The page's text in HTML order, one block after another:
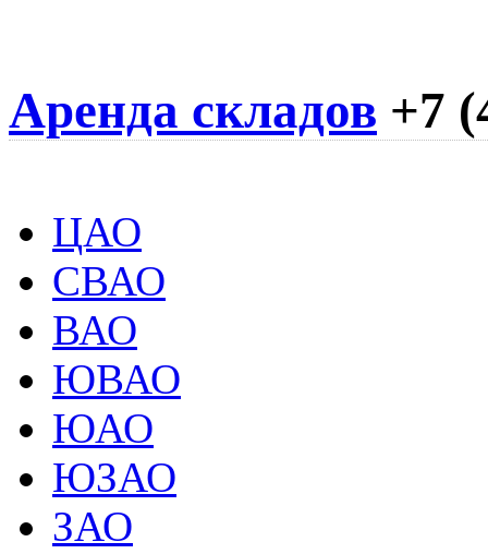
Аренда складов +7
ЦАО
СВАО
ВАО
ЮВАО
ЮАО
ЮЗАО
ЗАО